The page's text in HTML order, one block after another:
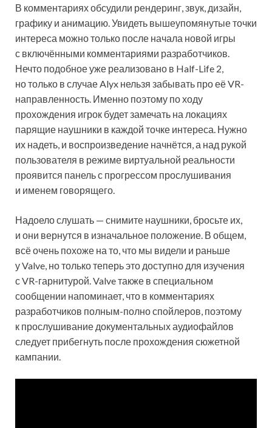
В комментариях обсудили рендеринг, звук, дизайн,
графику и анимацию. Увидеть вышеупомянутые точки
интереса можно только после начала новой игры
с включёнными комментариями разработчиков.
Нечто подобное уже реализовано в Half-Life 2,
но только в случае Alyx нельзя забывать про её VR-
направленность. Именно поэтому по ходу
прохождения игрок будет замечать на локациях
парящие наушники в каждой точке интереса. Нужно
их надеть, и воспроизведение начнётся, а над рукой
пользователя в режиме виртуальной реальности
проявится панель с прогрессом прослушивания
и именем говорящего.
Надоело слушать — снимите наушники, бросьте их,
и они вернутся в изначальное положение. В общем,
всё очень похоже на то, что мы видели и раньше
у Valve, но только теперь это доступно для изучения
с VR-гарнитурой. Valve также в специальном
сообщении напоминает, что в комментариях
разработчиков полным-полно спойлеров, поэтому
к прослушивание документальных аудиофайлов
следует прибегнуть после прохождения сюжетной
кампании.